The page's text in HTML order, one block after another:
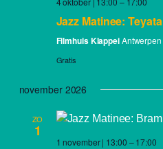
Jazz Matinee: Teyata
Filmhuis KlappeiAntwerpen
Gratis
november 2026
ZO
1
1 november | 13:00 –17:00